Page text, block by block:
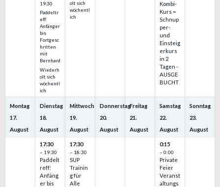
19:30
Paddeltr
eff:
Anfänger
bis
Fortgesc
hritten
mit
Bernhard
Wiederh
olt sich
wöchentl
ich
olt sich
wöchentl
ich
Kombi-
Kurs =
Schnup
per-
und
Einsteig
erkurs
in 2
Tagen -
AUSGE
BUCHT
Montag
17.
August
Dienstag
18.
August
17:30
– 19:30
Paddelt
reff:
Anfäng
er bis
Mittwoch
19.
August
17:30
– 18:30
SUP
Trainin
g für
Alle
Donnerstag
20.
August
Freitag
21.
August
Samstag
22.
August
0:15
– 0:00
Private
Feier
Veranst
altungs
Sonntag
23.
August